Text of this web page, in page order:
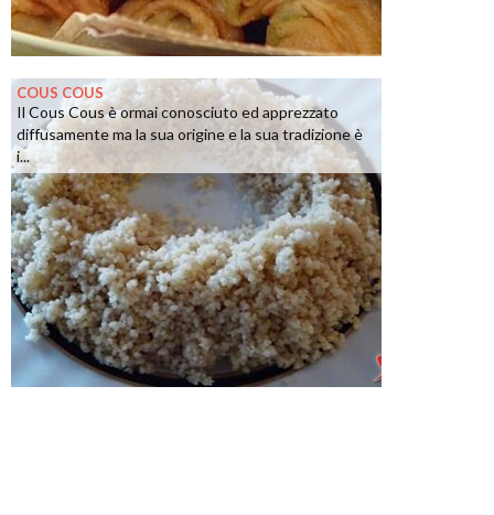
COUS COUS
Il Cous Cous è ormai conosciuto ed apprezzato
diffusamente ma la sua origine e la sua tradizione è
i...